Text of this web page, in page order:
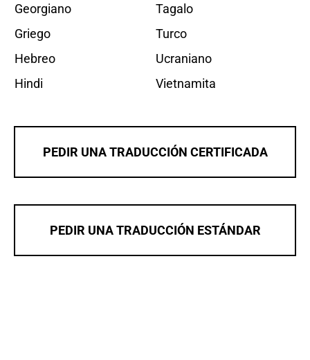
Georgiano
Griego
Hebreo
Hindi
Tagalo
Turco
Ucraniano
Vietnamita
PEDIR UNA TRADUCCIÓN CERTIFICADA
PEDIR UNA TRADUCCIÓN ESTÁNDAR